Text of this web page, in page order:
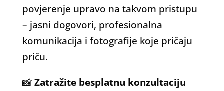
povjerenje upravo na takvom pristupu
– jasni dogovori, profesionalna
komunikacija i fotografije koje pričaju
priču.
📸Zatražite besplatnu konzultaciju